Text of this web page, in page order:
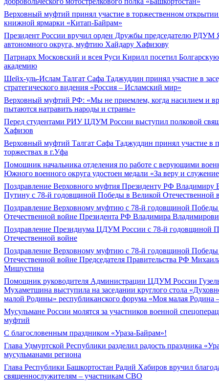
Верховный муфтий принял участие в торжественном
книжной ярмарки «Китап-Байрам»
Президент России вручил орден Дружбы председателю РДУМ
автономного округа, муфтию Хайдару Хафизову
Патриарх Московский и всея Руси Кирилл посетил
академию
Шейх-уль-Ислам Талгат Сафа Таджуддин принял участие в
стратегического видения «Россия – Исламский мир»
Верховный муфтий РФ: «Мы не приемлем, когда насилием и
пытаются натравить народы и страны»
Перед студентами РИУ ЦДУМ России выступил полковой
Хафизов
Верховный муфтий Талгат Сафа Таджуддин принял участие в
торжествах в г.Уфа
Помощник начальника отделения по работе с верующими
Южного военного округа удостоен медали «За веру и
Поздравление Верховного муфтия Президенту РФ Владимиру
Путину с 78-й годовщиной Победы в Великой Отечественной
Поздравление Верховному муфтию с 78-й годовщиной
Отечественной войне Президента РФ Владимира
Поздравление Президиума ЦДУМ России с 78-й годовщиной
Отечественной войне
Поздравление Верховному муфтию с 78-й годовщиной
Отечественной войне Председателя Правительства РФ
Мишустина
Помощник руководителя Администрации ЦДУМ России
Мухаметшина выступила на заседании круглого стола
малой Родины» республиканского форума «Моя малая Родина
Мусульмане России молятся за участников военной
муфтий
С благословенным праздником «Ураза-Байрам»!
Глава Удмуртской Республики разделил радость праздника
мусульманами региона
Глава Республики Башкортостан Радий Хабиров вручил
священнослужителям – участникам СВО